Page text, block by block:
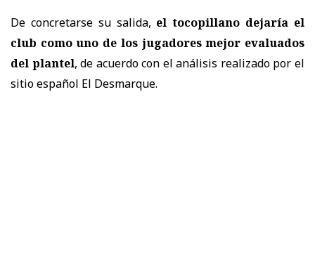
De concretarse su salida, el tocopillano dejaría el
club como uno de los jugadores mejor evaluados
del plantel, de acuerdo con el análisis realizado por el
sitio español El Desmarque.